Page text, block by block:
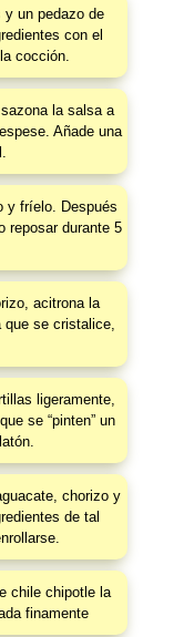
un pedazo de
con el
cocción.
la salsa a
Añade una
y fríelo. Después
reposar durante 5
acitrona la
que se cristalice,
ligeramente,
se “pinten” un
chorizo y
de tal
chile chipotle la
finamente